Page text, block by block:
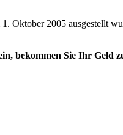
Oktober 2005 ausgestellt
bekommen Sie Ihr Geld